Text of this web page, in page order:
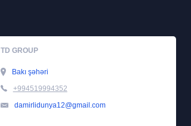
TD GROUP
Bakı şəhəri
+994519994352
damirlidunya12@gmail.com